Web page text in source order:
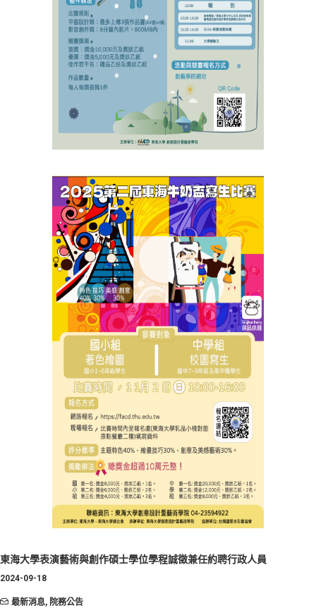
東海大學表演藝術與創作碩士學位學程誠徵兼任約聘行政人員
2024-09-18
最新消息, 院務公告